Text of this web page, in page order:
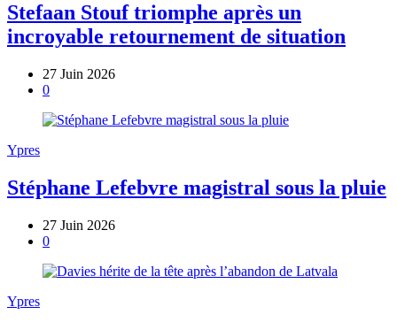
Stefaan Stouf triomphe après un
incroyable retournement de situation
27 Juin 2026
0
Ypres
Stéphane Lefebvre magistral sous la pluie
27 Juin 2026
0
Ypres